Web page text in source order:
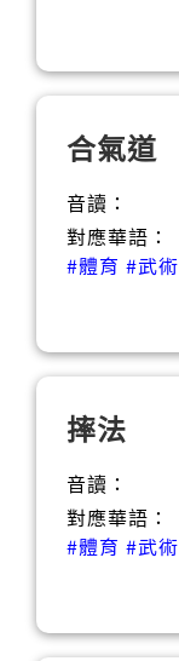
合氣道
音讀：
對應華語：
#體育 #武術
摔法
音讀：
對應華語：
#體育 #武術